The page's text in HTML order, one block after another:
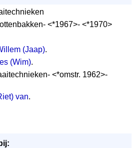
<*1967>- <*1970>
(Jaap).
(Wim).
<*omstr. 1962>-
van.